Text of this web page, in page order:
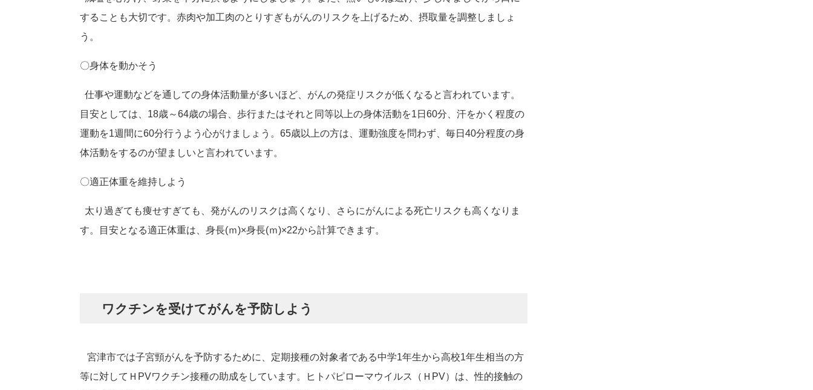
することも大切です。赤肉や加工肉のとりすぎもがんのリスクを上げるため、摂取量を調整しましょ
う。
〇身体を動かそう
仕事や運動などを通しての身体活動量が多いほど、がんの発症リスクが低くなると言われています。
目安としては、18歳～64歳の場合、歩行またはそれと同等以上の身体活動を1日60分、汗をかく程度の
運動を1週間に60分行うよう心がけましょう。65歳以上の方は、運動強度を問わず、毎日40分程度の身
体活動をするのが望ましいと言われています。
〇適正体重を維持しよう
太り過ぎても痩せすぎても、発がんのリスクは高くなり、さらにがんによる死亡リスクも高くなりま
す。目安となる適正体重は、身長(ｍ)×身長(ｍ)×22から計算できます。
ワクチンを受けてがんを予防しよう
宮津市では子宮頸がんを予防するために、定期接種の対象者である中学1年生から高校1年生相当の方
等に対してＨPVワクチン接種の助成をしています。ヒトパピローマウイルス（ＨPV）は、性的接触の